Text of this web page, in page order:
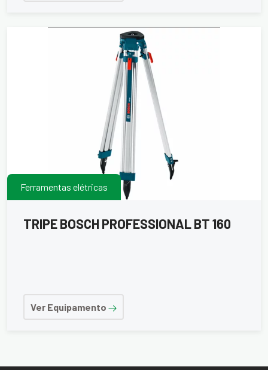
Ferramentas elétricas
TRIPE BOSCH PROFESSIONAL BT 160
Ver Equipamento